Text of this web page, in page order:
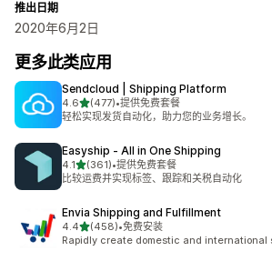
推出日期
2020年6月2日
更多此类应用
Sendcloud | Shipping Platform
4.6星（满分 5 星）
(477)
总共 477 条评论
•提供免费套餐
轻松实现发货自动化，助力您的业务增长。
Easyship ‑ All in One Shipping
4.1星（满分 5 星）
(361)
总共 361 条评论
•提供免费套餐
比较运费并实现标签、跟踪和关税自动化
Envia Shipping and Fulfillment
4.4星（满分 5 星）
(458)
总共 458 条评论
•免费安装
Rapidly create domestic and international